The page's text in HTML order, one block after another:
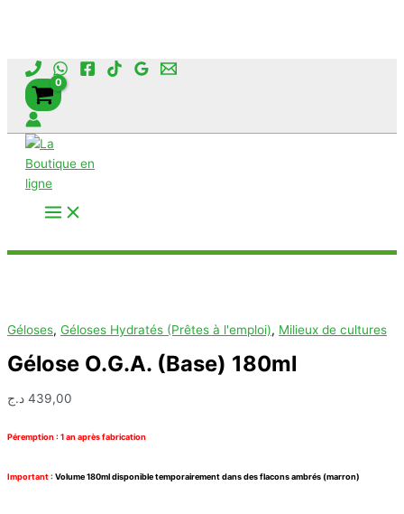
Aller
contenu
Géloses, Géloses Hydratés (Prêtes à l'emploi), Milieux de cultures
Gélose O.G.A. (Base) 180ml
439,00 د.ج
Péremption : 1 an après fabrication
Important : Volume 180ml disponible temporairement dans des flacons ambrés (marron)